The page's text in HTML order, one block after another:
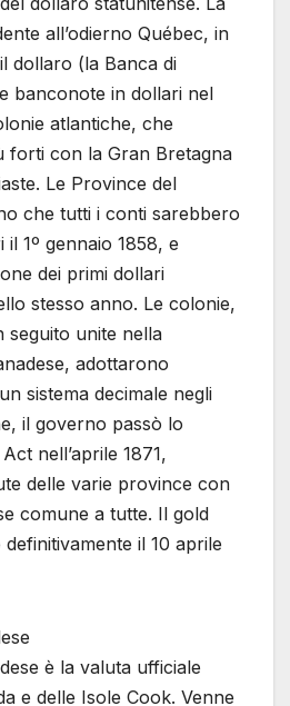
all’odierno Québec, in
dollaro (la Banca di
banconote in dollari nel
atlantiche, che
forti con la Gran Bretagna
Le Province del
che tutti i conti sarebbero
1º gennaio 1858, e
dei primi dollari
stesso anno. Le colonie,
seguito unite nella
adottarono
sistema decimale negli
il governo passò lo
nell’aprile 1871,
delle varie province con
comune a tutte. Il gold
il 10 aprile
è la valuta ufficiale
e delle Isole Cook. Venne